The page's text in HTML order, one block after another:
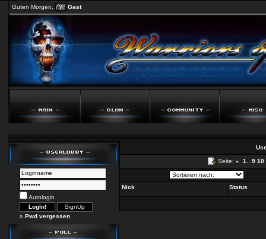
Guten Morgen, Gast
Autologin
» Pwd vergessen
Seite: « 1 9 10
Nick Status